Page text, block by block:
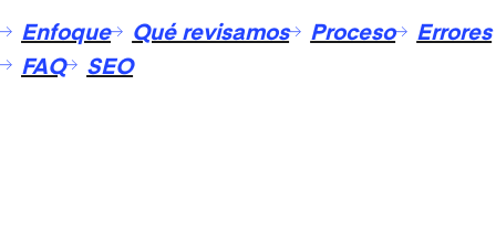
Enfoque Qué revisamos Proceso
Errores
FAQ
SEO